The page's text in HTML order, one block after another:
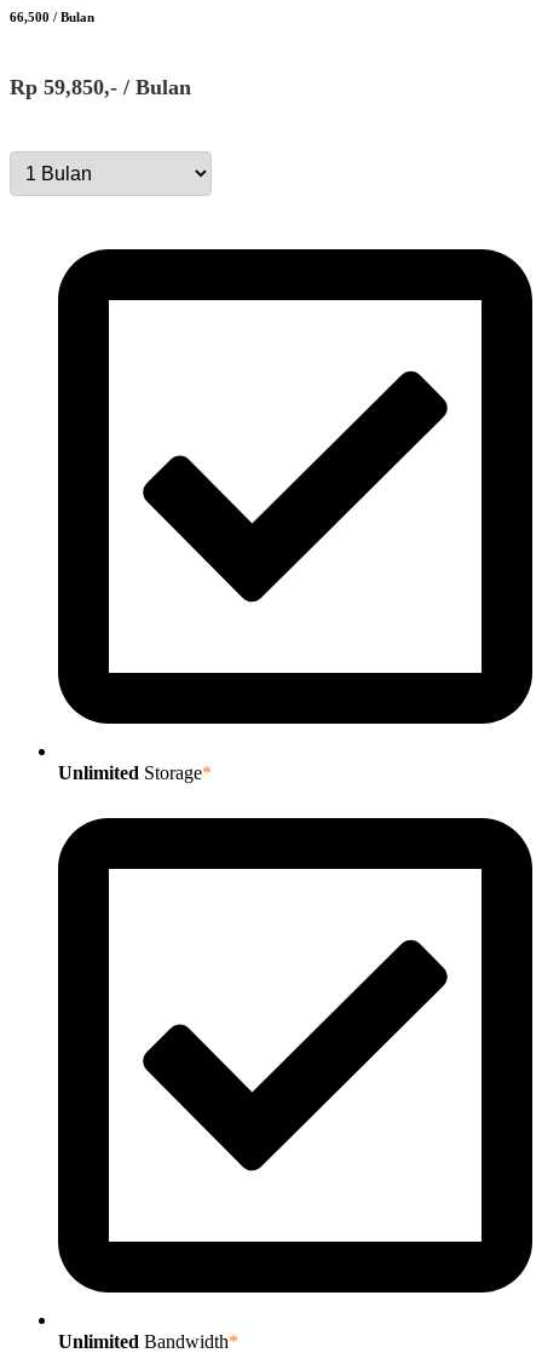
66,500 / Bulan
Rp 59,850,- / Bulan
Unlimited Storage*
Unlimited Bandwidth*